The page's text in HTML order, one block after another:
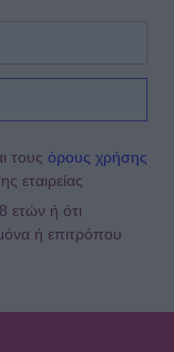
τους όρους χρήσης
εταιρείας
ετών ή ότι
ή επιτρόπου